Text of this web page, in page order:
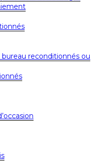
reconditionnés ou